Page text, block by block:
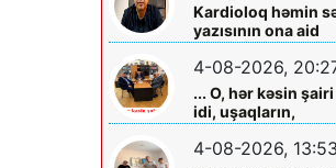
Kardioloq həmin
yazısının ona aid
olmadığını -
Açıqladı
4-08-2026,
... O, hər kəsin şairi
idi, uşaqların,
gənclərin,
böyüklərin qəlbinə
4-08-2026, 13:53